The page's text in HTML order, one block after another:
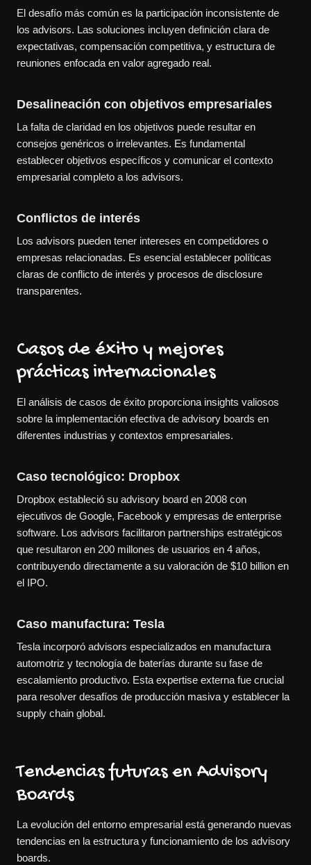
El desafío más común es la participación inconsistente de
los advisors. Las soluciones incluyen definición clara de
expectativas, compensación competitiva, y estructura de
reuniones enfocada en valor agregado real.
Desalineación con objetivos empresariales
La falta de claridad en los objetivos puede resultar en
consejos genéricos o irrelevantes. Es fundamental
establecer objetivos específicos y comunicar el contexto
empresarial completo a los advisors.
Conflictos de interés
Los advisors pueden tener intereses en competidores o
empresas relacionadas. Es esencial establecer políticas
claras de conflicto de interés y procesos de disclosure
transparentes.
Casos de éxito y mejores
prácticas internacionales
El análisis de casos de éxito proporciona insights valiosos
sobre la implementación efectiva de advisory boards en
diferentes industrias y contextos empresariales.
Caso tecnológico: Dropbox
Dropbox estableció su advisory board en 2008 con
ejecutivos de Google, Facebook y empresas de enterprise
software. Los advisors facilitaron partnerships estratégicos
que resultaron en 200 millones de usuarios en 4 años,
contribuyendo directamente a su valoración de $10 billion en
el IPO.
Caso manufactura: Tesla
Tesla incorporó advisors especializados en manufactura
automotriz y tecnología de baterías durante su fase de
escalamiento productivo. Esta expertise externa fue crucial
para resolver desafíos de producción masiva y establecer la
supply chain global.
Tendencias futuras en Advisory
Boards
La evolución del entorno empresarial está generando nuevas
tendencias en la estructura y funcionamiento de los advisory
boards.